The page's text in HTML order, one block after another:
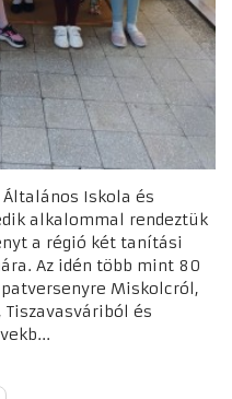
Iskola és
alkalommal rendeztük
a régió két tanítási
Az idén több mint 80
Miskolcról,
és